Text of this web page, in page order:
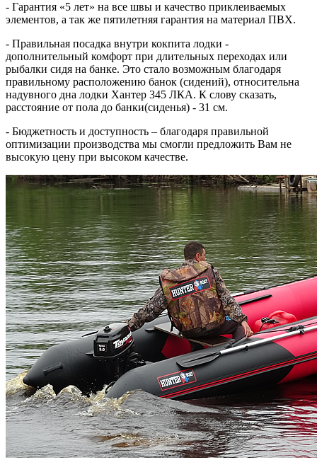
- Гарантия «5 лет» на все швы и качество приклеиваемых
элементов, а так же пятилетняя гарантия на материал ПВХ.
- Правильная посадка внутри кокпита лодки -
дополнительный комфорт при длительных переходах или
рыбалки сидя на банке. Это стало возможным благодаря
правильному расположению банок (сидений), относительна
надувного дна лодки Хантер 345 ЛКА. К слову сказать,
расстояние от пола до банки(сиденья) - 31 см.
- Бюджетность и доступность – благодаря правильной
оптимизации производства мы смогли предложить Вам не
высокую цену при высоком качестве.